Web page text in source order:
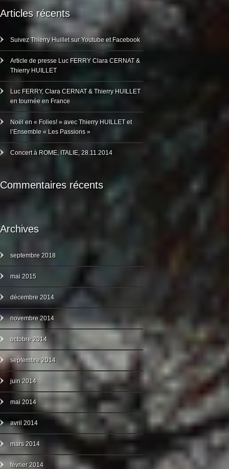
Articles récents
Suivez Thierry Huillet sur Youtube et Facebook
Article de presse Luc FERRY Clara CERNAT &
Thierry HUILLET
Luc FERRY, Clara CERNAT & Thierry HUILLET
en tournée en France
Noël en « Folies! » avec Thierry HUILLET et
l’Ensemble « Les Passions »
Concert à ROME, ITALIE, 28.11.2014
Commentaires récents
Archives
septembre 2018
mai 2015
décembre 2014
novembre 2014
octobre 2014
septembre 2014
juin 2014
mai 2014
avril 2014
mars 2014
février 2014